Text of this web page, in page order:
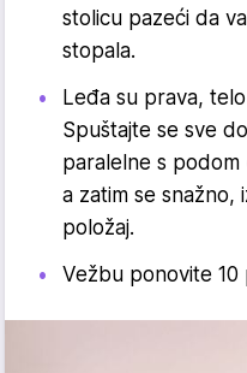
stolicu pazeći da
stopala.
Leđa su prava,
Spuštajte se sve
paralelne s
a zatim se
položaj.
Vežbu ponovite 10